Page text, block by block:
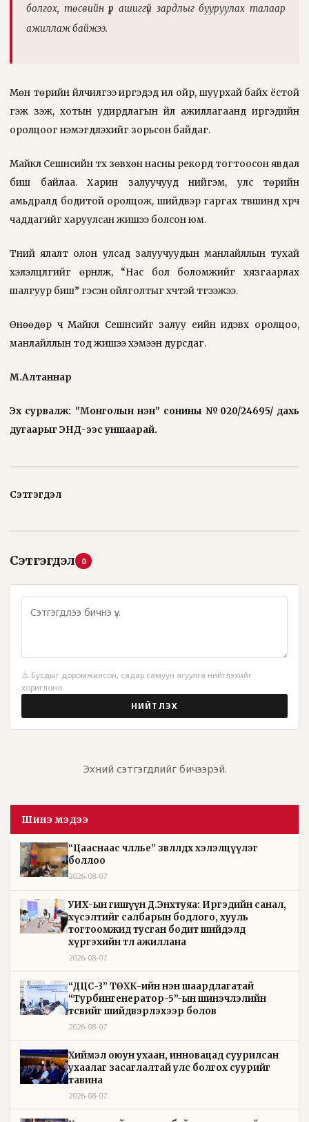
болгох, төсвийн үр ашиггүй зардлыг бууруулах талаар
ажиллаж байжээ.
Мөн төрийн үйлчилгээ иргэдэд илүү ойр, шуурхай байх ёстой
гэж үзэж, хотын удирдлагын үйл ажиллагаанд иргэдийн
оролцоог нэмэгдүүлэхийг зорьсон байдаг.
Майкл Сешнсийн түүх зөвхөн насны рекорд тогтоосон явдал
биш байлаа. Харин залуучууд нийгэм, улс төрийн
амьдралд бодитой оролцож, шийдвэр гаргах түвшинд хүрч
чаддагийг харуулсан жишээ болсон юм.
Түүний ялалт олон улсад залуучуудын манлайллын тухай
хэлэлцүүлгийг өрнүүлж, “Нас бол боломжийг хязгаарлах
шалгуур биш” гэсэн ойлголтыг хүчтэй түгээжээ.
Өнөөдөр ч Майкл Сешнсийг залуу үеийн идэвх оролцоо,
манлайллын тод жишээ хэмээн дурсдаг.
М.Алтаннар
Эх сурвалж: "Монголын үнэн" сонины №020/24695/ дахь
дугаарыг ЭНД-ээс уншаарай.
Сэтгэгдэл
Сэтгэгдэл 0
⚠️ Бусдыг доромжилсон, садар самуун агуулга нийтлэхийг
хориглоно
НИЙТЛЭХ
Эхний сэтгэгдлийг бичээрэй.
Шинэ мэдээ
“Цааснаас чөлөөлье” зөвлөлдөх хэлэлцүүлэг
боллоо
2026-08-07
УИХ-ын гишүүн Д.Энхтуяа: Иргэдийн санал,
хүсэлтийг салбарын бодлого, хууль
тогтоомжид тусган бодит шийдэлд
хүргэхийн төлөө ажиллана
2026-08-07
“ДЦС-3” ТӨХК-ийн нэн шаардлагатай
“Турбингенератор-5”-ын шинэчлэлийн
төсвийг шийдвэрлэхээр болов
2026-08-07
Хиймэл оюун ухаан, инновацад суурилсан
ухаалаг засаглалтай улс болгох суурийг
тавина
2026-08-07